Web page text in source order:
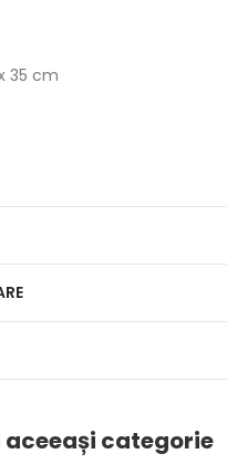
35 cm
aceeași categorie